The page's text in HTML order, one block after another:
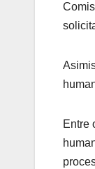
Entre